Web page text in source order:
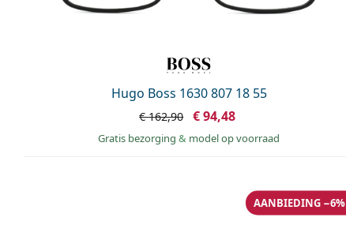
Hugo Boss 1630 807 18 55
€ 162,90 € 94,48
Gratis bezorging & model op voorraad
AANBIEDING −6%